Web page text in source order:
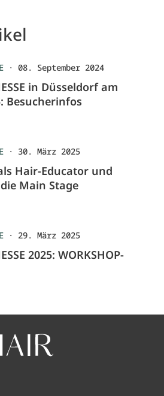
· 08. September 2024
in Düsseldorf am
Besucherinfos
· 30. März 2025
Hair-Educator und
Main Stage
· 29. März 2025
2025: WORKSHOP-